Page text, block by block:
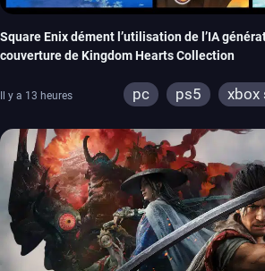
Square Enix dément l’utilisation de l’IA
couverture de Kingdom Hearts Collection
Il y a 13 heures pc ps5 xbox